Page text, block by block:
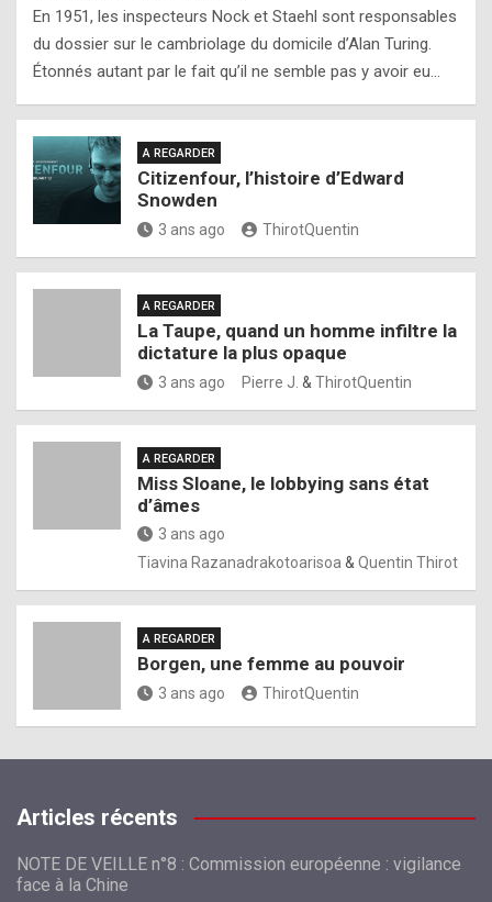
En 1951, les inspecteurs Nock et Staehl sont responsables
du dossier sur le cambriolage du domicile d’Alan Turing.
Étonnés autant par le fait qu’il ne semble pas y avoir eu…
A REGARDER
Citizenfour, l’histoire d’Edward
Snowden
3 ans ago ThirotQuentin
A REGARDER
La Taupe, quand un homme infiltre la
dictature la plus opaque
3 ans ago Pierre J. & ThirotQuentin
A REGARDER
Miss Sloane, le lobbying sans état
d’âmes
3 ans ago
Tiavina Razanadrakotoarisoa & Quentin Thirot
A REGARDER
Borgen, une femme au pouvoir
3 ans ago ThirotQuentin
Articles récents
NOTE DE VEILLE n°8 : Commission européenne : vigilance
face à la Chine